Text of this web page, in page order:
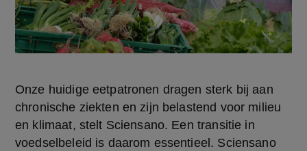
Onze huidige eetpatronen dragen sterk bij aan
chronische ziekten en zijn belastend voor milieu
en klimaat, stelt Sciensano. Een transitie in
voedselbeleid is daarom essentieel. Sciensano